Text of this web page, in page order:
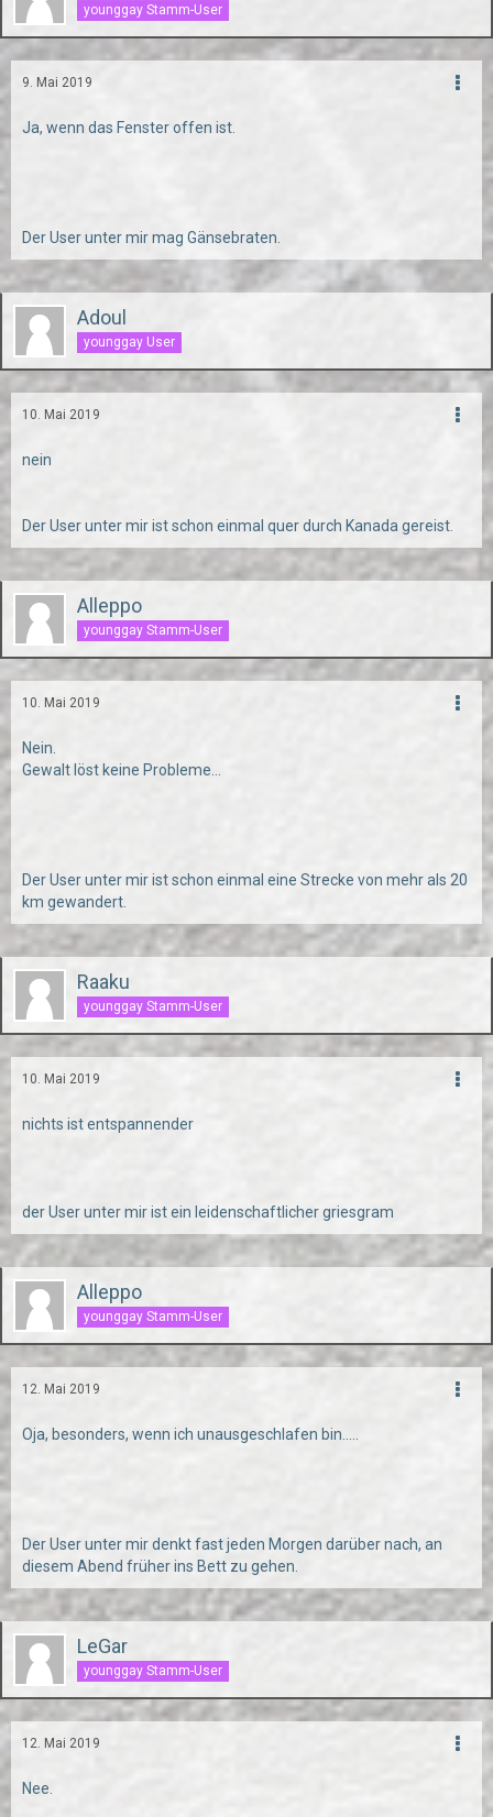
younggay Stamm-User
9. Mai 2019
Ja, wenn das Fenster offen ist.
Der User unter mir mag Gänsebraten.
Adoul
younggay User
10. Mai 2019
nein
Der User unter mir ist schon einmal quer durch Kanada gereist.
Alleppo
younggay Stamm-User
10. Mai 2019
Nein.
Gewalt löst keine Probleme...
Der User unter mir ist schon einmal eine Strecke von mehr als 20
km gewandert.
Raaku
younggay Stamm-User
10. Mai 2019
nichts ist entspannender
der User unter mir ist ein leidenschaftlicher griesgram
Alleppo
younggay Stamm-User
12. Mai 2019
Oja, besonders, wenn ich unausgeschlafen bin.....
Der User unter mir denkt fast jeden Morgen darüber nach, an
diesem Abend früher ins Bett zu gehen.
LeGar
younggay Stamm-User
12. Mai 2019
Nee.